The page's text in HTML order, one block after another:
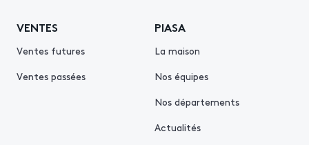
VENTES
Ventes futures
Ventes passées
PIASA
La maison
Nos équipes
Nos départements
Actualités